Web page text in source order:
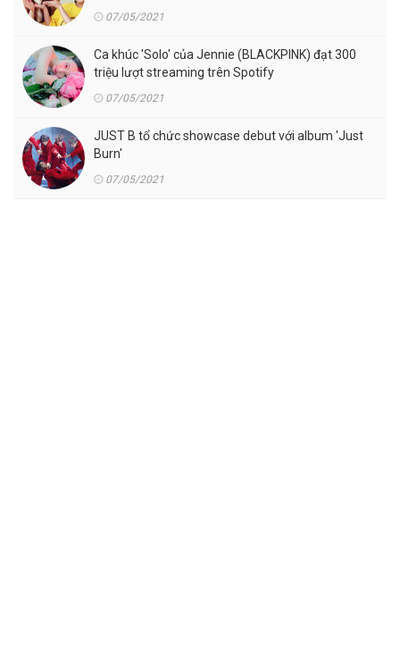
07/05/2021
Ca khúc 'Solo' của Jennie (BLACKPINK) đạt 300
triệu lượt streaming trên Spotify
07/05/2021
JUST B tổ chức showcase debut với album 'Just
Burn'
07/05/2021